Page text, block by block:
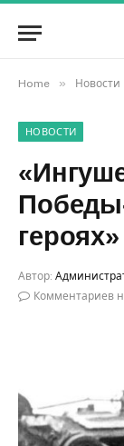
Home » Новости
НОВОСТИ
героях»
Автор:
Комментариев